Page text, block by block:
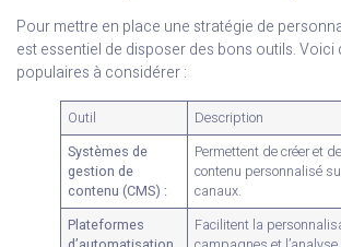
Pour mettre en place une stratégie de
est essentiel de disposer des bons outils.
populaires à considérer :
Outil
Description
Systèmes de
gestion de
contenu (CMS) :
Permettent de créer et
contenu personnalisé
canaux.
Plateformes
Facilitent la